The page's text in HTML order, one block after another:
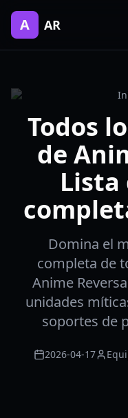
A AR
Todos
de
Lista
Domina el
completa de
Anime
unidades
soportes de
2026-04-17